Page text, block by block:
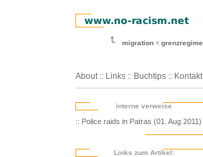
migration grenzregime
About :: Links :: Buchtips :: Kontakt
interne verweise
:: Police raids in Patras (01. Aug 2011)
Links zum Artikel: